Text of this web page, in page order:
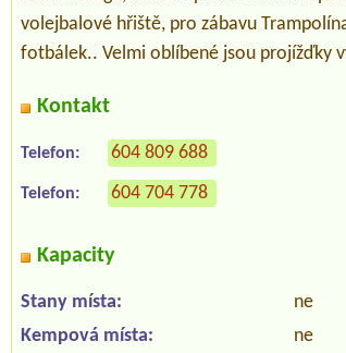
volejbalové hřiště, pro zábavu
fotbálek.. Velmi oblíbené jsou projížďky
Kontakt
Telefon: 604 809 688
Telefon: 604 704 778
Kapacity
Stany místa:
ne
Kempová místa:
ne